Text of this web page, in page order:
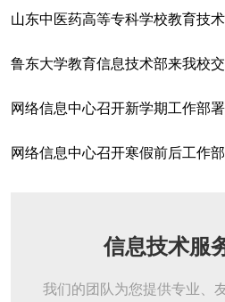
鲁东大学教育信息技术部来我校
网络信息中心召开新学期工作部
网络信息中心召开寒假前后工作
信息技术服
我们的团队为您提供专业、